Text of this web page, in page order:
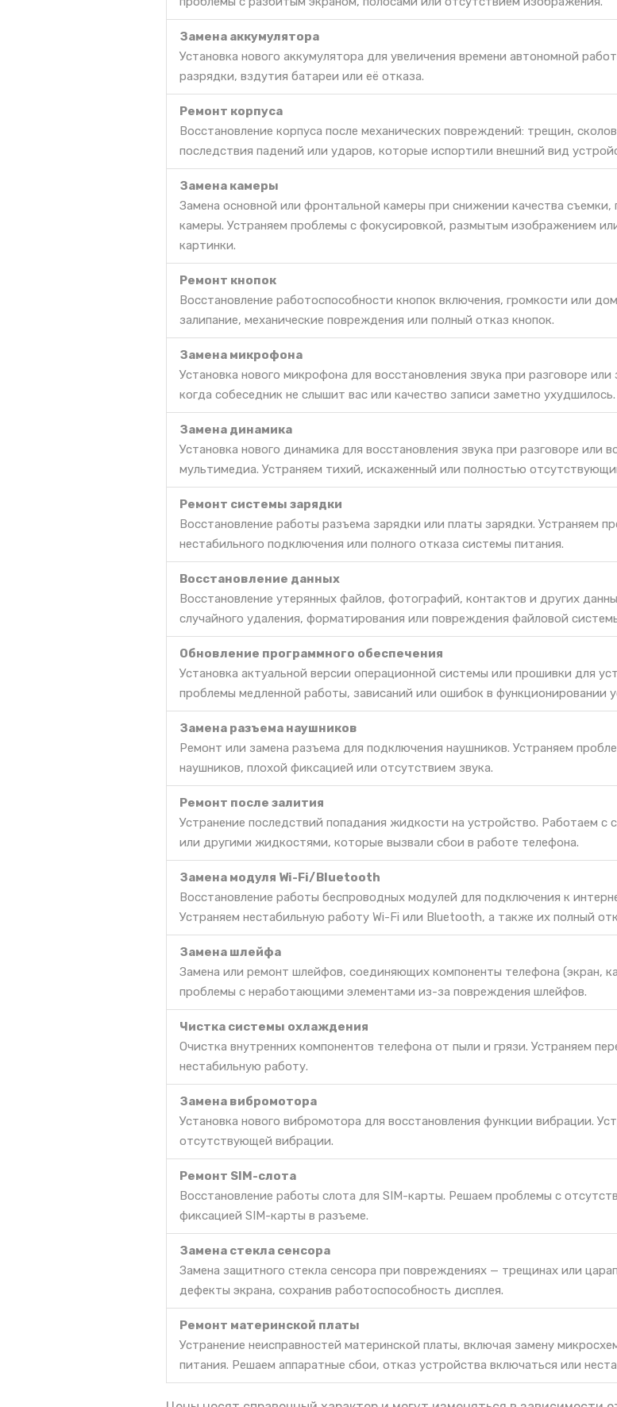
Замена аккумулятора
Установка нового аккумулятора для увеличения времени автономной
разрядки, вздутия батареи или её отказа.
Ремонт корпуса
Восстановление корпуса после механических повреждений: трещин,
последствия падений или ударов, которые испортили внешний вид
Замена камеры
Замена основной или фронтальной камеры при снижении качества съемки,
камеры. Устраняем проблемы с фокусировкой, размытым изображением
картинки.
Ремонт кнопок
Восстановление работоспособности кнопок включения, громкости или
залипание, механические повреждения или полный отказ кнопок.
Замена микрофона
Установка нового микрофона для восстановления звука при разговоре
когда собеседник не слышит вас или качество записи заметно ухудшилось.
Замена динамика
Установка нового динамика для восстановления звука при разговоре или
мультимедиа. Устраняем тихий, искаженный или полностью
Ремонт системы зарядки
Восстановление работы разъема зарядки или платы зарядки. Устраняем
нестабильного подключения или полного отказа системы питания.
Восстановление данных
Восстановление утерянных файлов, фотографий, контактов и других
случайного удаления, форматирования или повреждения файловой
Обновление программного обеспечения
Установка актуальной версии операционной системы или прошивки для
проблемы медленной работы, зависаний или ошибок в функционировании
Замена разъема наушников
Ремонт или замена разъема для подключения наушников. Устраняем
наушников, плохой фиксацией или отсутствием звука.
Ремонт после залития
Устранение последствий попадания жидкости на устройство. Работаем с
или другими жидкостями, которые вызвали сбои в работе телефона.
Замена модуля Wi-Fi/Bluetooth
Восстановление работы беспроводных модулей для подключения к
Устраняем нестабильную работу Wi-Fi или Bluetooth, а также их полный
Замена шлейфа
Замена или ремонт шлейфов, соединяющих компоненты телефона (экран,
проблемы с неработающими элементами из-за повреждения шлейфов.
Чистка системы охлаждения
Очистка внутренних компонентов телефона от пыли и грязи. Устраняем
нестабильную работу.
Замена вибромотора
Установка нового вибромотора для восстановления функции вибрации.
отсутствующей вибрации.
Ремонт SIM-слота
Восстановление работы слота для SIM-карты. Решаем проблемы с
фиксацией SIM-карты в разъеме.
Замена стекла сенсора
Замена защитного стекла сенсора при повреждениях — трещинах или
дефекты экрана, сохранив работоспособность дисплея.
Ремонт материнской платы
Устранение неисправностей материнской платы, включая замену
питания. Решаем аппаратные сбои, отказ устройства включаться или